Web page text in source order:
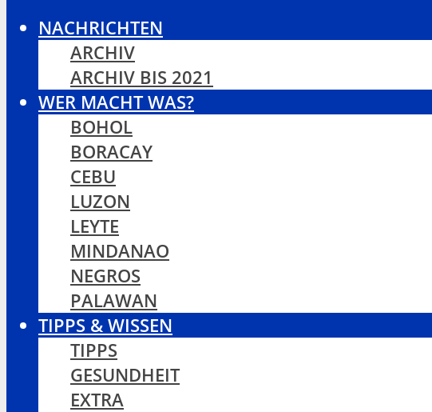
NACHRICHTEN
ARCHIV
ARCHIV BIS 2021
WER MACHT WAS?
BOHOL
BORACAY
CEBU
LUZON
LEYTE
MINDANAO
NEGROS
PALAWAN
TIPPS & WISSEN
TIPPS
GESUNDHEIT
EXTRA